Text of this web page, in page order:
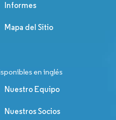
Informes
Mapa del Sitio
en inglés
Nuestro Equipo
Nuestros Socios